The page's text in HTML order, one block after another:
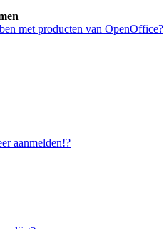
met producten van OpenOffice?
aanmelden!?